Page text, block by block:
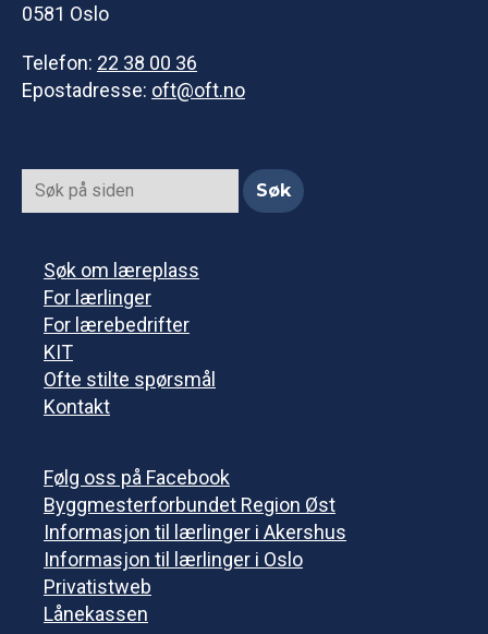
0581 Oslo
Telefon: 22 38 00 36
Epostadresse: oft@oft.no
Søk om læreplass
For lærlinger
For lærebedrifter
KIT
Ofte stilte spørsmål
Kontakt
Følg oss på Facebook
Byggmesterforbundet Region Øst
Informasjon til lærlinger i Akershus
Informasjon til lærlinger i Oslo
Privatistweb
Lånekassen